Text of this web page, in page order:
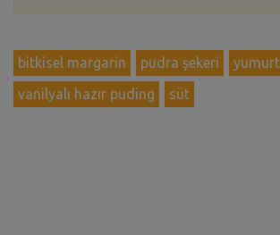
bitkisel margarin pudra şekeri
vanilyalı hazır puding
süt